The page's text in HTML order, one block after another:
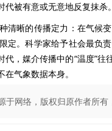
被有意或无意地反复抹杀。
晰的传播定力：在气候
定。科学家给予社会最负
，媒介传播中的“温度”
气象数据本身。
网络，版权归原作者所有